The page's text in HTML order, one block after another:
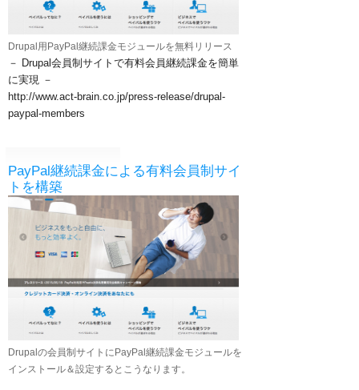
Drupal用PayPal継続課金モジュールを無料リリース
－ Drupal会員制サイトで有料会員継続課金を簡単
に実現 －
​http://www.act-brain.co.jp/press-release/drupal-
paypal-members
PayPal継続課金による有料会員制サイ
トを構築
Drupalの会員制サイトにPayPal継続課金モジュールを
インストール＆設定するとこうなります。